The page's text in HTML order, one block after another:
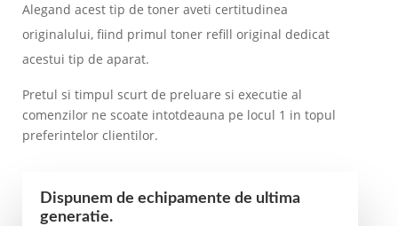
Alegand acest tip de toner aveti certitudinea
originalului, fiind primul toner refill original dedicat
acestui tip de aparat.
Pretul si timpul scurt de preluare si executie al
comenzilor ne scoate intotdeauna pe locul 1 in topul
preferintelor clientilor.
Dispunem de echipamente de ultima
generatie.